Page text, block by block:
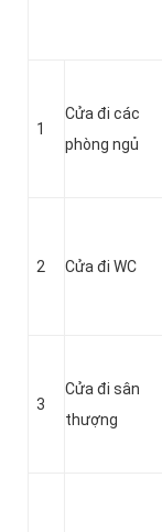
1
Cửa đi các
phòng ngủ
2 Cửa đi WC
3
Cửa đi sân
thượng